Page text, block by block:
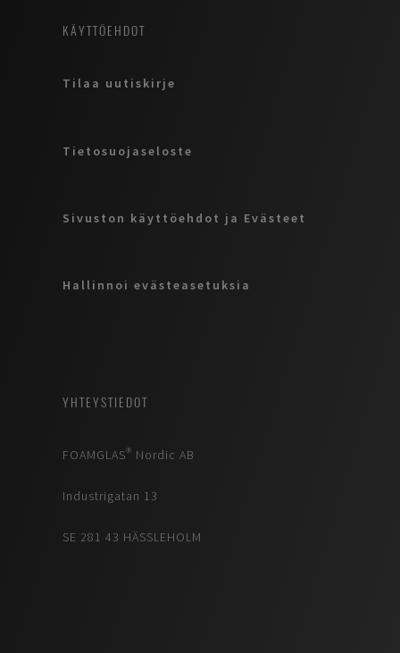
KÄYTTÖEHDOT
Tilaa uutiskirje
Tietosuojaseloste
Sivuston käyttöehdot ja Evästeet
Hallinnoi evästeasetuksia
YHTEYSTIEDOT
FOAMGLAS® Nordic AB
Industrigatan 13
SE 281 43 HÄSSLEHOLM